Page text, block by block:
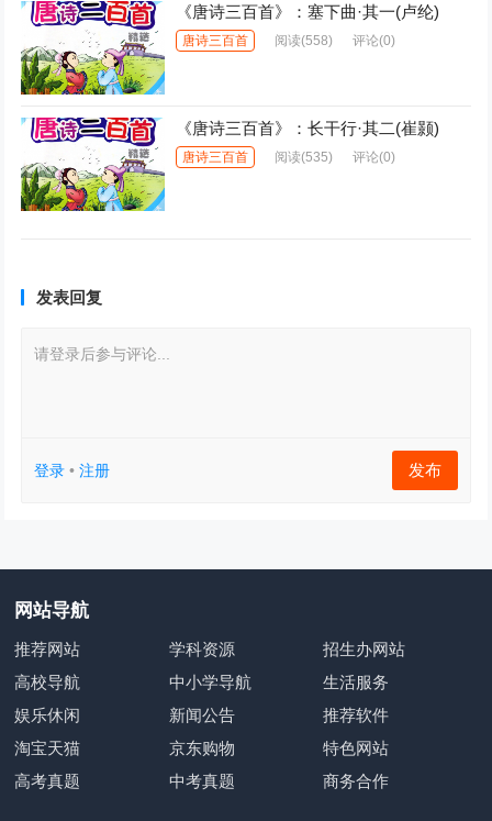
《唐诗三百首》：塞下曲·其一(卢纶)
唐诗三百首 阅读(558) 评论(0)
《唐诗三百首》：长干行·其二(崔颢)
唐诗三百首 阅读(535) 评论(0)
发表回复
请登录后参与评论...
登录 •注册 发布
网站导航
推荐网站 学科资源
招生办网站
高校导航
中小学导航
生活服务
娱乐休闲
新闻公告
推荐软件
淘宝天猫
京东购物
特色网站
高考真题
中考真题 商务合作